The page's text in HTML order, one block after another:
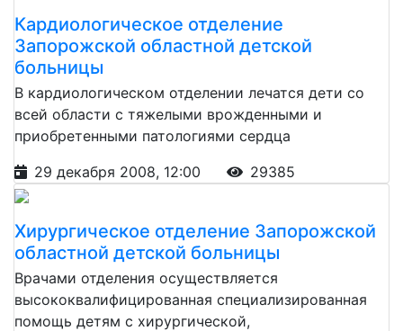
Кардиологическое отделение
Запорожской областной детской
больницы
В кардиологическом отделении лечатся дети со
всей области с тяжелыми врожденными и
приобретенными патологиями сердца
29 декабря 2008, 12:00
29385
Хирургическое отделение Запорожской
областной детской больницы
Врачами отделения осуществляется
высококвалифицированная специализированная
помощь детям с хирургической,